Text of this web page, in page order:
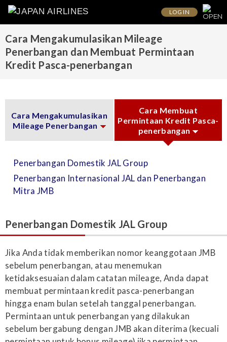
LOG IN
Cara Mengakumulasikan Mileage
Penerbangan dan Membuat Permintaan
Kredit Pasca-penerbangan
Cara Mengakumulasikan
Mileage Penerbangan
Cara Membuat
Permintaan Kredit Pasca-
penerbangan
Penerbangan Domestik JAL Group
Penerbangan Internasional JAL dan Penerbangan
Mitra JMB
Penerbangan Domestik JAL Group
Jika Anda tidak memberikan nomor keanggotaan JMB
sebelum penerbangan, atau menemukan
ketidaksesuaian dalam catatan mileage, Anda dapat
membuat permintaan kredit pasca-penerbangan
hingga enam bulan setelah tanggal penerbangan.
Permintaan untuk penerbangan yang dilakukan
sebelum bergabung dengan JMB akan diterima (kecuali